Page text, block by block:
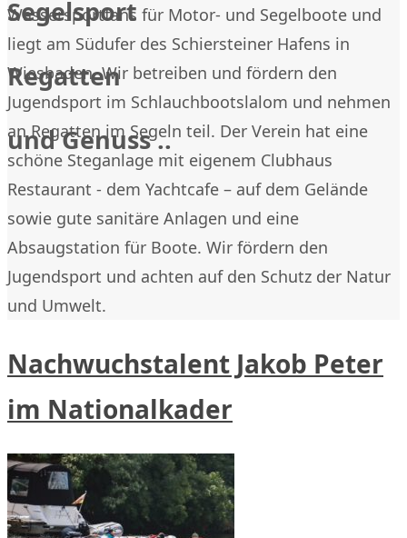
Segelsport
Regatten
und Genuss ..
Wassersportfans für Motor- und Segelboote und
liegt am Südufer des Schiersteiner Hafens in
Wiesbaden. Wir betreiben und fördern den
Jugendsport im Schlauchbootslalom und nehmen
an Regatten im Segeln teil. Der Verein hat eine
schöne Steganlage mit eigenem Clubhaus
Restaurant - dem Yachtcafe – auf dem Gelände
sowie gute sanitäre Anlagen und eine
Absaugstation für Boote. Wir fördern den
Jugendsport und achten auf den Schutz der Natur
und Umwelt.
Nachwuchstalent Jakob Peter
im Nationalkader